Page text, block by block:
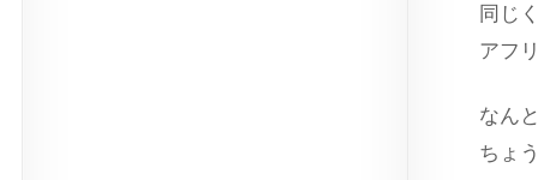
同じ
アフ
なん
ちょ